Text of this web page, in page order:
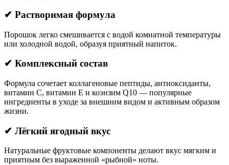
✔ Растворимая формула
Порошок легко смешивается с водой комнатной температуры
или холодной водой, образуя приятный напиток.
✔ Комплексный состав
Формула сочетает коллагеновые пептиды, антиоксиданты,
витамин C, витамин E и коэнзим Q10 — популярные
ингредиенты в уходе за внешним видом и активным образом
жизни.
✔ Лёгкий ягодный вкус
Натуральные фруктовые компоненты делают вкус мягким и
приятным без выраженной «рыбной» ноты.